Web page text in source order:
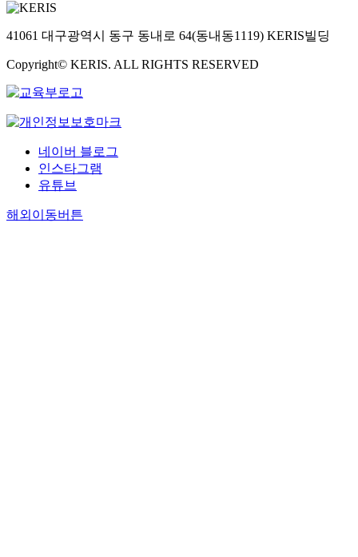
41061 대구광역시 동구 동내로 64(동내동1119) KERIS빌딩
Copyright© KERIS. ALL RIGHTS RESERVED
네이버 블로그
인스타그램
유튜브
해외이동버튼